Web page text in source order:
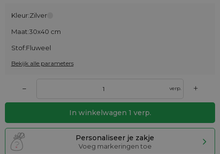
Kleur:Zilver
Maat:30x40 cm
Stof:Fluweel
Bekijk alle parameters
– verp. +
In winkelwagen 1 verp.
Personaliseer je zakje
Voeg markeringen toe